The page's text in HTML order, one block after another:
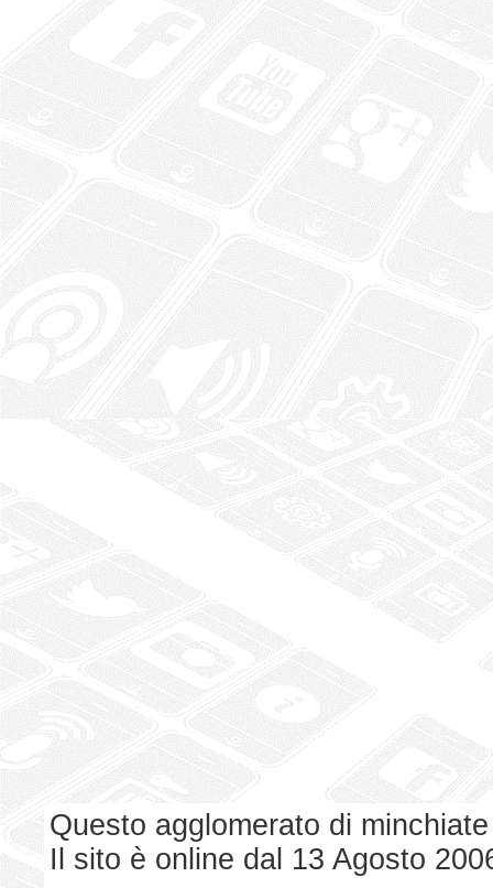
Questo agglomerato di
Il sito è online dal 13 Agosto